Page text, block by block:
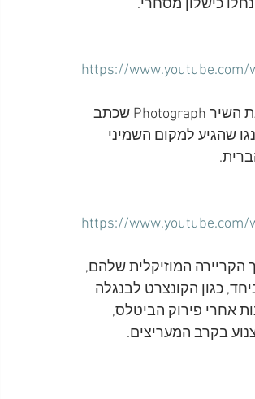
https://www.youtube.com/
ב-24 בספטמבר 1973 יצא האלבום השלישי של רינגו, Ringo, אשר כלל את השיר Photograph שכתב
שהגיע למקום השמיני
https://www.youtube.com/
הקריירה המוזיקלית שלהם,
כגון הקונצרט לבנגלה
אחרי פירוק הביטלס,
בקרב המעריצים.